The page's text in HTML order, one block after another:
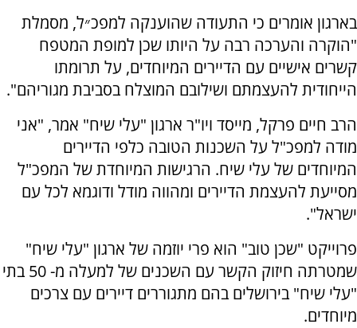
בארגון אומרים כי התעודה שהוענקה למפכ״ל, מסמלת
"הוקרה והערכה רבה על היותו שכן למופת המטפח
קשרים אישיים עם הדיירים המיוחדים, על תרומתו
הייחודית להעצמתם ושילובם המוצלח בסביבת מגוריהם".
הרב חיים פרקל, מייסד ויו"ר ארגון "עלי שיח" אמר, "אני
מודה למפכ"ל על השכנות הטובה כלפי הדיירים
המיוחדים של עלי שיח. הרגישות המיוחדת של המפכ"ל
מסייעת להעצמת הדיירים ומהווה מודל ודוגמא לכל עם
ישראל".
פרוייקט "שכן טוב" הוא פרי יוזמה של ארגון "עלי שיח"
שמטרתה חיזוק הקשר עם השכנים של למעלה מ- 50 בתי
"עלי שיח" בירושלים בהם מתגוררים דיירים עם צרכים
מיוחדים.